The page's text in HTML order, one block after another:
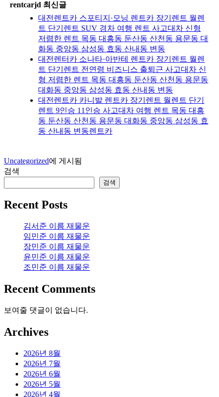
rentcarjd 최신글
대전렌트카 스포티지·모닝 렌트카 장기렌트 월렌
트 단기렌트 SUV 경차 여행 렌트 사고대차 신형
저렴한 렌트 목동 대흥동 둔산동 산천동 용문동 대
화동 중앙동 삼성동 효동 산내동 변동
대전렌터카 소나타·아반테 렌트카 장기렌트 월렌
트 단기렌트 전연령 비즈니스 출퇴근 사고대차 신
형 저렴한 렌트 목동 대흥동 둔산동 산천동 용문동
대화동 중앙동 삼성동 효동 산내동 변동
대전렌트카 카니발 렌트카 장기렌트 월렌트 단기
렌트 9인승 11인승 사고대차 여행 렌트 목동 대흥
동 둔산동 산천동 용문동 대화동 중앙동 삼성동 효
동 산내동 변동렌트카
Uncategorized에 게시됨
검색
검색
Recent Posts
김서준 이름 재물운
임민준 이름 재물운
장민준 이름 재물운
윤민준 이름 재물운
조민준 이름 재물운
Recent Comments
보여줄 댓글이 없습니다.
Archives
2026년 8월
2026년 7월
2026년 6월
2026년 5월
2026년 4월